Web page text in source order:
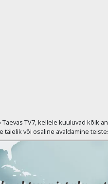
TV7, kellele kuuluvad kõik
täielik või osaline avaldamine